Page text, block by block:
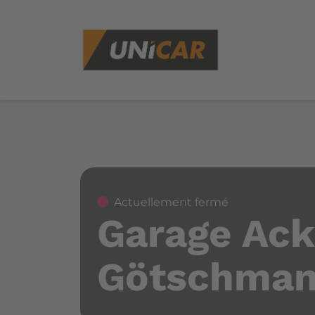
Actuellement fermé
Garage